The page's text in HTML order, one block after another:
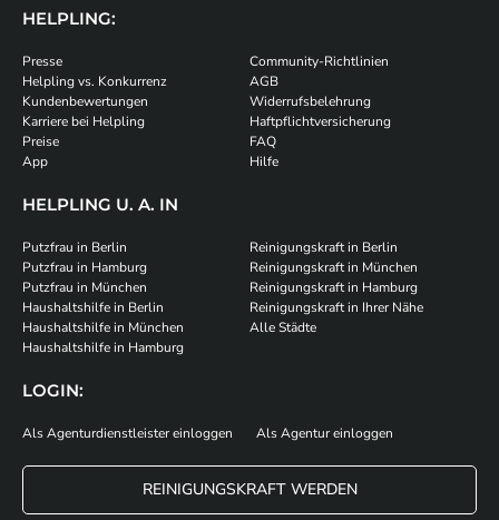
HELPLING:
Presse
Helpling vs. Konkurrenz
Kundenbewertungen
Karriere bei Helpling
Preise
App
Community-Richtlinien
AGB
Widerrufsbelehrung
Haftpflichtversicherung
FAQ
Hilfe
HELPLING U. A. IN
Putzfrau in Berlin
Putzfrau in Hamburg
Putzfrau in München
Haushaltshilfe in Berlin
Haushaltshilfe in München
Haushaltshilfe in Hamburg
Reinigungskraft in Berlin
Reinigungskraft in München
Reinigungskraft in Hamburg
Reinigungskraft in Ihrer Nähe
Alle Städte
LOGIN:
Als Agenturdienstleister einloggen Als Agentur einloggen
REINIGUNGSKRAFT WERDEN